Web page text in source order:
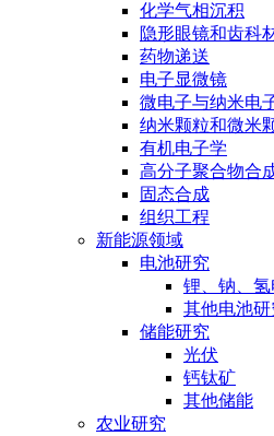
化学气相沉积
隐形眼镜和齿科
药物递送
电子显微镜
微电子与纳米电
纳米颗粒和微米
有机电子学
高分子聚合物合
固态合成
组织工程
新能源领域
电池研究
锂、钠、
其他电池研
储能研究
光伏
钙钛矿
其他储能
农业研究